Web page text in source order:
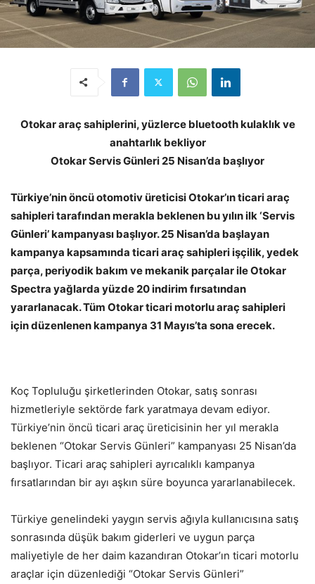
Otokar araç sahiplerini, yüzlerce bluetooth kulaklık ve
anahtarlık bekliyor
Otokar Servis Günleri 25 Nisan’da başlıyor
Türkiye’nin öncü otomotiv üreticisi Otokar’ın ticari araç
sahipleri tarafından merakla beklenen bu yılın ilk ‘Servis
Günleri’ kampanyası başlıyor. 25 Nisan’da başlayan
kampanya kapsamında ticari araç sahipleri işçilik, yedek
parça, periyodik bakım ve mekanik parçalar ile Otokar
Spectra yağlarda yüzde 20 indirim fırsatından
yararlanacak. Tüm Otokar ticari motorlu araç sahipleri
için düzenlenen kampanya 31 Mayıs’ta sona erecek.
Koç Topluluğu şirketlerinden Otokar, satış sonrası
hizmetleriyle sektörde fark yaratmaya devam ediyor.
Türkiye’nin öncü ticari araç üreticisinin her yıl merakla
beklenen “Otokar Servis Günleri” kampanyası 25 Nisan’da
başlıyor. Ticari araç sahipleri ayrıcalıklı kampanya
fırsatlarından bir ayı aşkın süre boyunca yararlanabilecek.
Türkiye genelindeki yaygın servis ağıyla kullanıcısına satış
sonrasında düşük bakım giderleri ve uygun parça
maliyetiyle de her daim kazandıran Otokar’ın ticari motorlu
araçlar için düzenlediği “Otokar Servis Günleri”